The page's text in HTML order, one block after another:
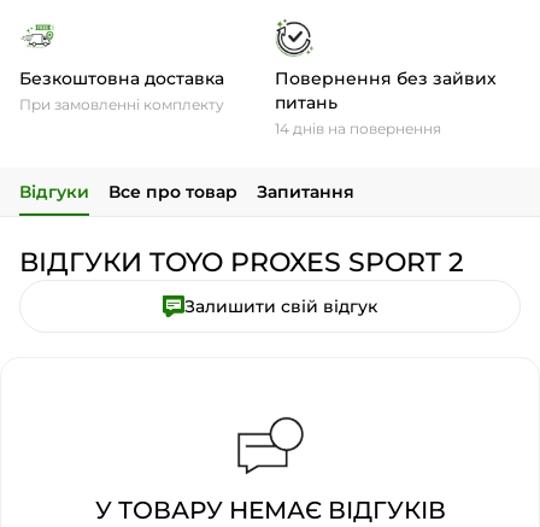
Безкоштовна доставка
При замовленні комплекту
Повернення без зайвих
питань
14 днів на повернення
Відгуки Все про товар Запитання
ВІДГУКИ TOYO PROXES SPORT 2
Залишити свій відгук
У ТОВАРУ НЕМАЄ ВІДГУКІВ